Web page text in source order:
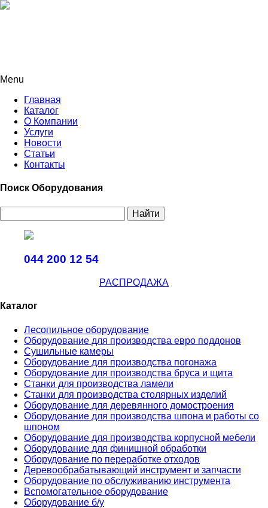
Menu
Главная
Каталог
О Компании
Услуги
Новости
Статьи
Контакты
Поиск Оборудования
Найти
044 200 12 54
РАСПРОДАЖА
Каталог
Лесопильное оборудование
Оборудование для производства евро поддонов
Сушильные камеры
Оборудование для производства погонажа
Оборудование для производства бруса и щита
Станки для производства ламели
Станки для производства столярных изделий
Оборудование для деревянного домостроения
Оборудование для производства шпона и работы со
шпоном
Оборудование для производства корпусной мебели
Оборудование для финишной обработки
Оборудование по переработке отходов
Деревообрабатывающий инструмент и запчасти
Оборудование по обслуживанию инструмента
Вспомогательное оборудование
Оборудование б/у